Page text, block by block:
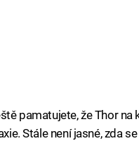
pamatujete, že Thor na
Stále není jasné, zda